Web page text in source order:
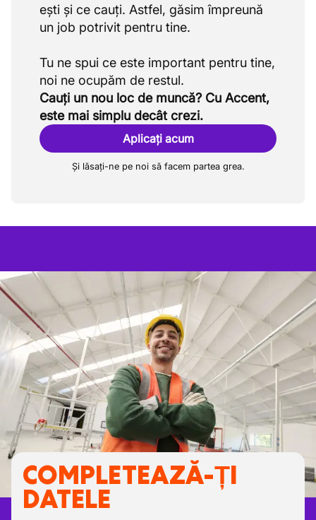
ești și ce cauți. Astfel, găsim împreună
un job potrivit pentru tine.
Tu ne spui ce este important pentru tine,
Cauți un nou loc de muncă? Cu Accent,
este mai simplu decât crezi.
Aplicați acum
Și lăsați-ne pe noi să facem partea grea.
COMPLETEAZĂ-ȚI
DATELE